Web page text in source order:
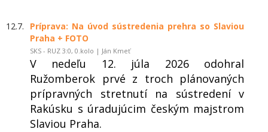
12.7.
Príprava: Na úvod sústredenia prehra so Slaviou
Praha + FOTO
SKS - RUZ 3:0, 0.kolo | Ján Kmeť
V nedeľu 12. júla 2026 odohral
Ružomberok prvé z troch plánovaných
prípravných stretnutí na sústredení v
Rakúsku s úradujúcim českým majstrom
Slaviou Praha.